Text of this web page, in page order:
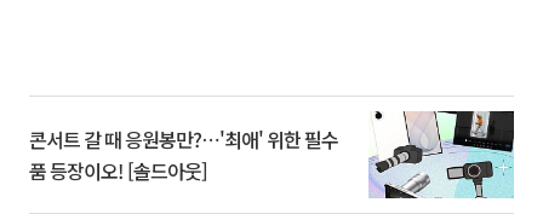
콘서트 갈 때 응원봉만?⋯'최애' 위한 필수
품 등장이오! [솔드아웃]